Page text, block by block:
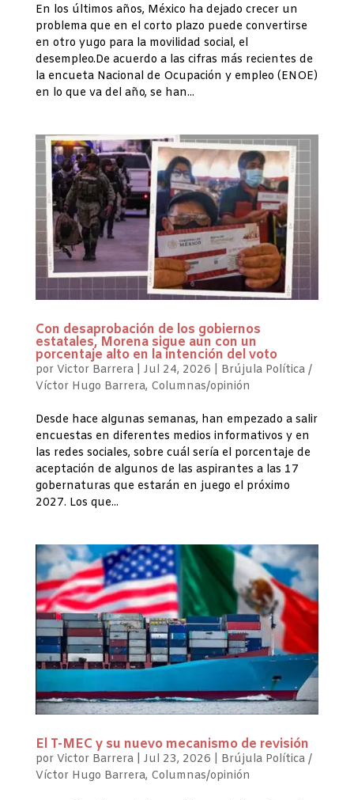
En los últimos años, México ha dejado crecer un
problema que en el corto plazo puede convertirse
en otro yugo para la movilidad social, el
desempleo.De acuerdo a las cifras más recientes de
la encueta Nacional de Ocupación y empleo (ENOE)
en lo que va del año, se han...
Con desaprobación de los gobiernos
estatales, Morena sigue aun con un
porcentaje alto en la intención del voto
por Victor Barrera| Jul 24, 2026
Brújula Política /
Víctor Hugo Barrera, Columnas/opinión
Desde hace algunas semanas, han empezado a salir
encuestas en diferentes medios informativos y en
las redes sociales, sobre cuál sería el porcentaje de
aceptación de algunos de las aspirantes a las 17
gobernaturas que estarán en juego el próximo
2027. Los que...
El T-MEC y su nuevo mecanismo de revisión
por Victor Barrera| Jul 23, 2026
Brújula Política /
Víctor Hugo Barrera, Columnas/opinión